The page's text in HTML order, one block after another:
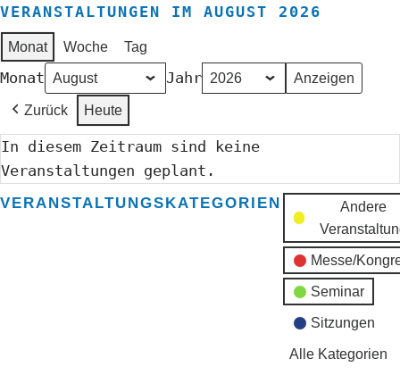
VERANSTALTUNGEN IM AUGUST 2026
Monat Woche Tag
Monat Jahr
Zurück Heute
In diesem Zeitraum sind keine
Veranstaltungen geplant.
VERANSTALTUNGSKATEGORIEN
Andere
Messe/
Seminar
Sitzungen
Alle Kategorien